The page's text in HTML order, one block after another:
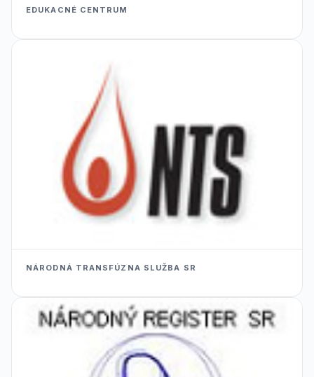
EDUKACNÉ CENTRUM
NÁRODNÁ TRANSFÚZNA SLUŽBA SR